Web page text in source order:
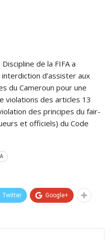
de la FIFA a
interdiction d’assister aux
du Cameroun pour une
violations des articles 13
des principes du fair-
et officiels) du Code
Twitter Google+